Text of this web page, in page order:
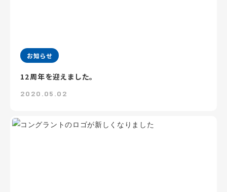
お知らせ
12周年を迎えました。
2020.05.02